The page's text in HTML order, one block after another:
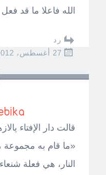
الله فاعلا ما قد فعل
رد
27 أغسطس، 2012 AT 11:30
قالت دار الإفتاء
«ما قام به
النار، هي فعلة